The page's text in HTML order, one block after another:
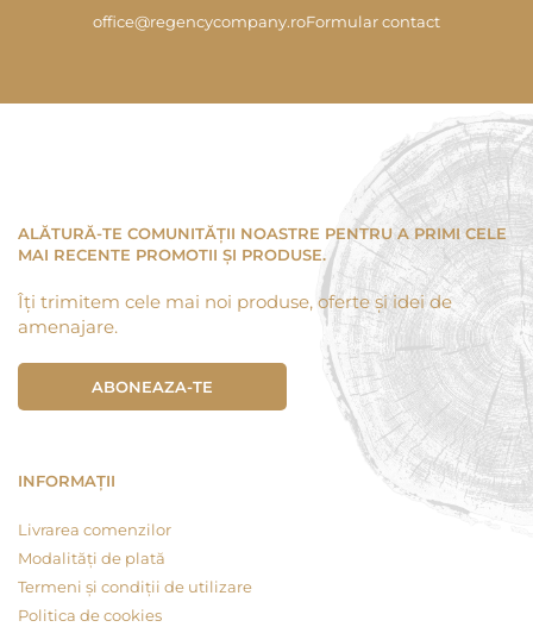
office@regencycompany.roFormular contact
ALĂTURĂ-TE COMUNITĂȚII NOASTRE PENTRU A PRIMI CELE
MAI RECENTE PROMOTII ȘI PRODUSE.
Îți trimitem cele mai noi produse, oferte și idei de
amenajare.
ABONEAZA-TE
INFORMAȚII
Livrarea comenzilor
Modalități de plată
Termeni și condiții de utilizare
Politica de cookies